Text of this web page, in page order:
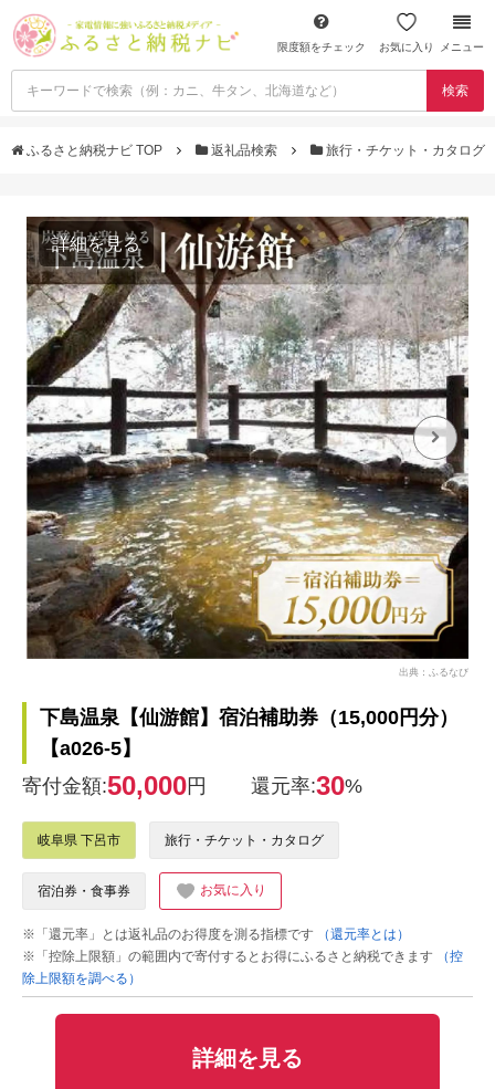
限度額をチェック お気に入り メニュー
検索
ふるさと納税ナビ TOP 返礼品検索 旅行・チケット・カタログ
詳細を見る
出典：ふるなび
下島温泉【仙游館】宿泊補助券（15,000円分）
【a026-5】
寄付金額:50,000円 還元率:30%
岐阜県 下呂市 旅行・チケット・カタログ
宿泊券・食事券 お気に入り
※「還元率」とは返礼品のお得度を測る指標です
（還元率とは）
※「控除上限額」の範囲内で寄付するとお得にふるさと納税できます
（控
除上限額を調べる）
詳細を見る